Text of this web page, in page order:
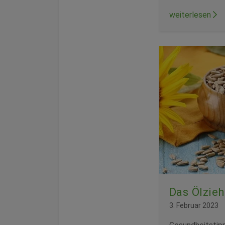
weiterlesen
Das
3. Februar 2023